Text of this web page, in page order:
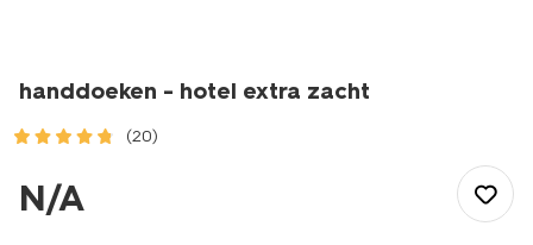
handdoeken - hotel extra zacht
(20)
slapen/badkamer/handdoeken/handdoeken-
-N/A